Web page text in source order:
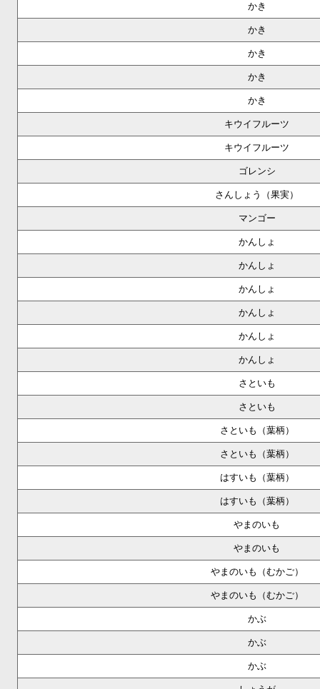
かき
かき
かき
かき
かき
キウイフルーツ
キウイフルーツ
ゴレンシ
さんしょう（果実）
マンゴー
かんしょ
かんしょ
かんしょ
かんしょ
かんしょ
かんしょ
さといも
さといも
さといも（葉柄）
さといも（葉柄）
はすいも（葉柄）
はすいも（葉柄）
やまのいも
やまのいも
やまのいも（むかご）
やまのいも（むかご）
かぶ
かぶ
かぶ